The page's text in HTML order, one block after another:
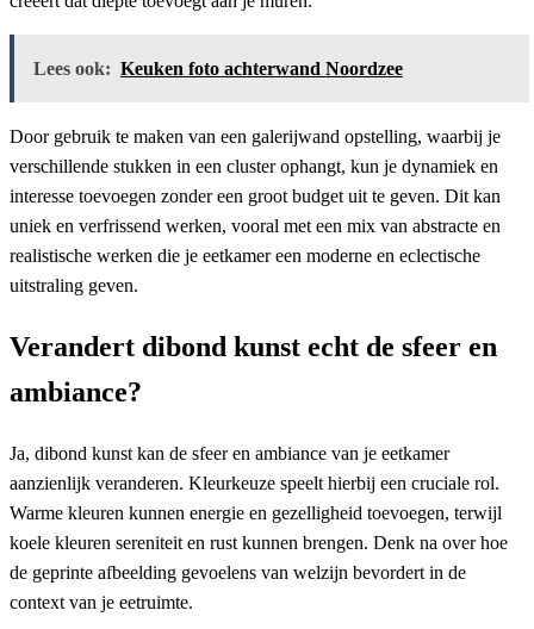
Lees ook: Keuken foto achterwand Noordzee
Door gebruik te maken van een galerijwand opstelling, waarbij je
verschillende stukken in een cluster ophangt, kun je dynamiek en
interesse toevoegen zonder een groot budget uit te geven. Dit kan
uniek en verfrissend werken, vooral met een mix van abstracte en
realistische werken die je eetkamer een moderne en eclectische
uitstraling geven.
Verandert dibond kunst echt de sfeer en
ambiance?
Ja, dibond kunst kan de sfeer en ambiance van je eetkamer
aanzienlijk veranderen. Kleurkeuze speelt hierbij een cruciale rol.
Warme kleuren kunnen energie en gezelligheid toevoegen, terwijl
koele kleuren sereniteit en rust kunnen brengen. Denk na over hoe
de geprinte afbeelding gevoelens van welzijn bevordert in de
context van je eetruimte.